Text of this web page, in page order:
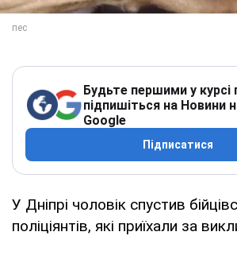
Будьте першими у курсі
підпишіться на Новини
Google
Підписатися
У Дніпрі чоловік спустив
поліціянтів, які приїхали за